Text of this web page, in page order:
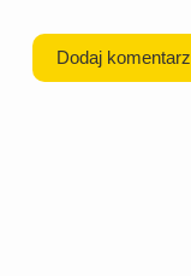
Dodaj komentarz